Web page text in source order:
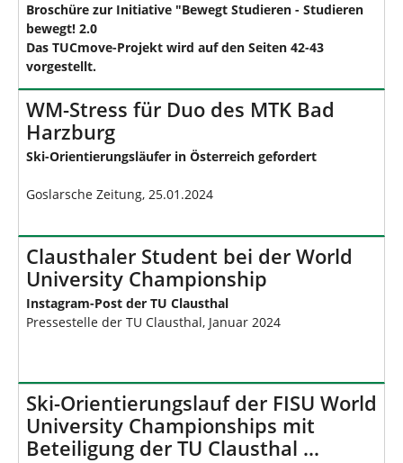
Broschüre zur Initiative "Bewegt Studieren - Studieren
bewegt! 2.0
Das TUCmove-Projekt wird auf den Seiten 42-43
vorgestellt.
WM-Stress für Duo des MTK Bad
Harzburg
Ski-Orientierungsläufer in Österreich gefordert
Goslarsche Zeitung, 25.01.2024
Clausthaler Student bei der World
University Championship
Instagram-Post der TU Clausthal
Pressestelle der TU Clausthal, Januar 2024
Ski-Orientierungslauf der FISU World
University Championships mit
Beteiligung der TU Clausthal …